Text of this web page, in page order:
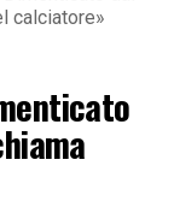
calciatore»